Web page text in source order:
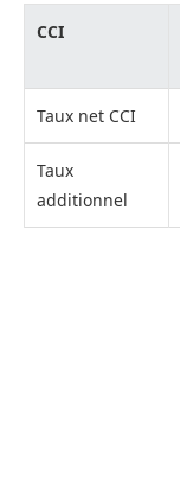
CCI
Taux net CCI
Taux
additionnel